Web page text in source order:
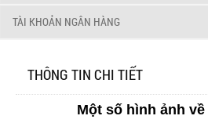
TÀI KHOẢN NGÂN HÀNG
THÔNG TIN CHI TIẾT
Một số hình ảnh